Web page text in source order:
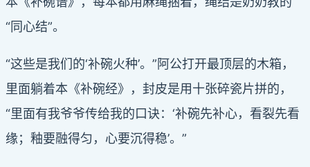
“同心结”。
“这些是我们的‘补碗火种’。”阿公打开最顶层的木箱，
里面躺着本《补碗经》，封皮是用十张碎瓷片拼的，
“里面有我爷爷传给我的口诀：‘补碗先补心，看裂先看
缘；釉要融得匀，心要沉得稳’。”